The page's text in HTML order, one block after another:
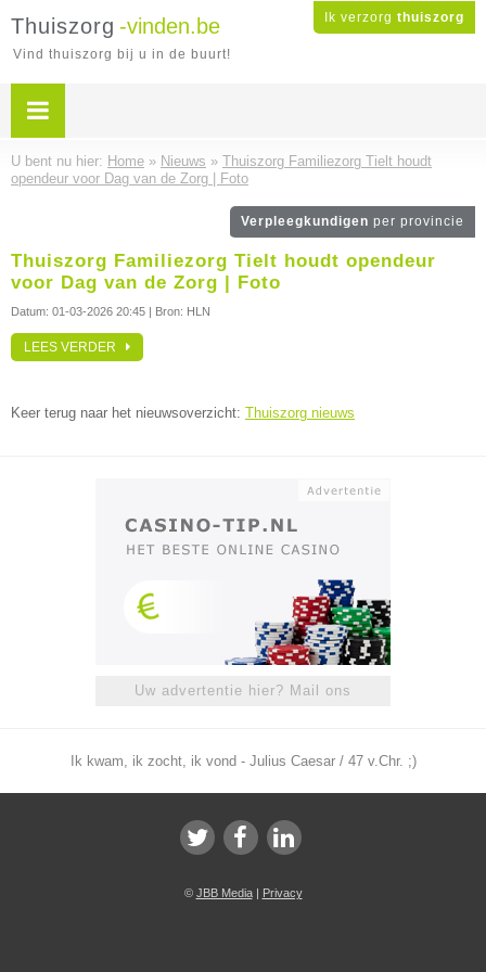
Ik verzorg thuiszorg
Thuiszorg -vinden.be
Vind thuiszorg bij u in de buurt!
U bent nu hier: Home » Nieuws » Thuiszorg Familiezorg Tielt houdt
opendeur voor Dag van de Zorg | Foto
Verpleegkundigen per provincie
Thuiszorg Familiezorg Tielt houdt opendeur
voor Dag van de Zorg | Foto
Datum: 01-03-2026 20:45 | Bron: HLN
LEES VERDER
Keer terug naar het nieuwsoverzicht: Thuiszorg nieuws
Uw advertentie hier? Mail ons
Ik kwam, ik zocht, ik vond - Julius Caesar / 47 v.Chr. ;)
© JBB Media| Privacy